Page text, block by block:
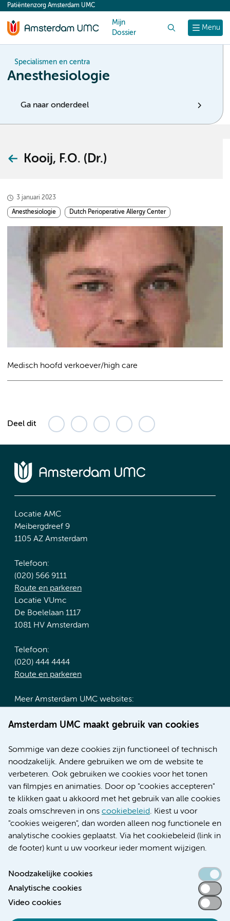
content
Menu
Patiëntenzorg Amsterdam UMC
Mijn
Dossier
Specialismen en centra
Anesthesiologie
Ga naar onderdeel
Kooij, F.O. (Dr.)
3 januari 2023
Anesthesiologie Dutch Perioperative Allergy Center
Medisch hoofd verkoever/high care
Deel dit
Amsterdam UMC maakt gebruik van cookies
Sommige van deze cookies zijn functioneel of technisch
noodzakelijk. Andere gebruiken we om de website te
verbeteren. Ook gebruiken we cookies voor het tonen
van filmpjes en animaties. Door op "cookies accepteren"
te klikken gaat u akkoord met het gebruik van alle cookies
zoals omschreven in ons cookiebeleid. Kiest u voor
"cookies weigeren", dan worden alleen nog functionele en
analytische cookies geplaatst. Via het cookiebeleid (link in
de footer) kunt u uw voorkeur ieder moment wijzigen.
Noodzakelijke cookies
Analytische cookies
Video cookies
Locatie AMC
Meibergdreef 9
1105 AZ Amsterdam
Telefoon:
(020) 566 9111
Route en parkeren
Locatie VUmc
De Boelelaan 1117
1081 HV Amsterdam
Telefoon:
(020) 444 4444
Route en parkeren
Meer Amsterdam UMC websites:
Werken bij Amsterdam UMC
Nieuws
Research
Educatie locatie AMC
Educatie locatie VUmc
Toegankelijkheidsverklaring
Responsible disclosure